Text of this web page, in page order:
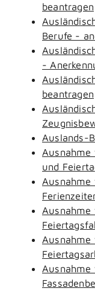
beantragen
Berufe -
-
beantragen
Auslands-
Ausnahme
und
Ausnahme
Ausnahme
Ausnahme